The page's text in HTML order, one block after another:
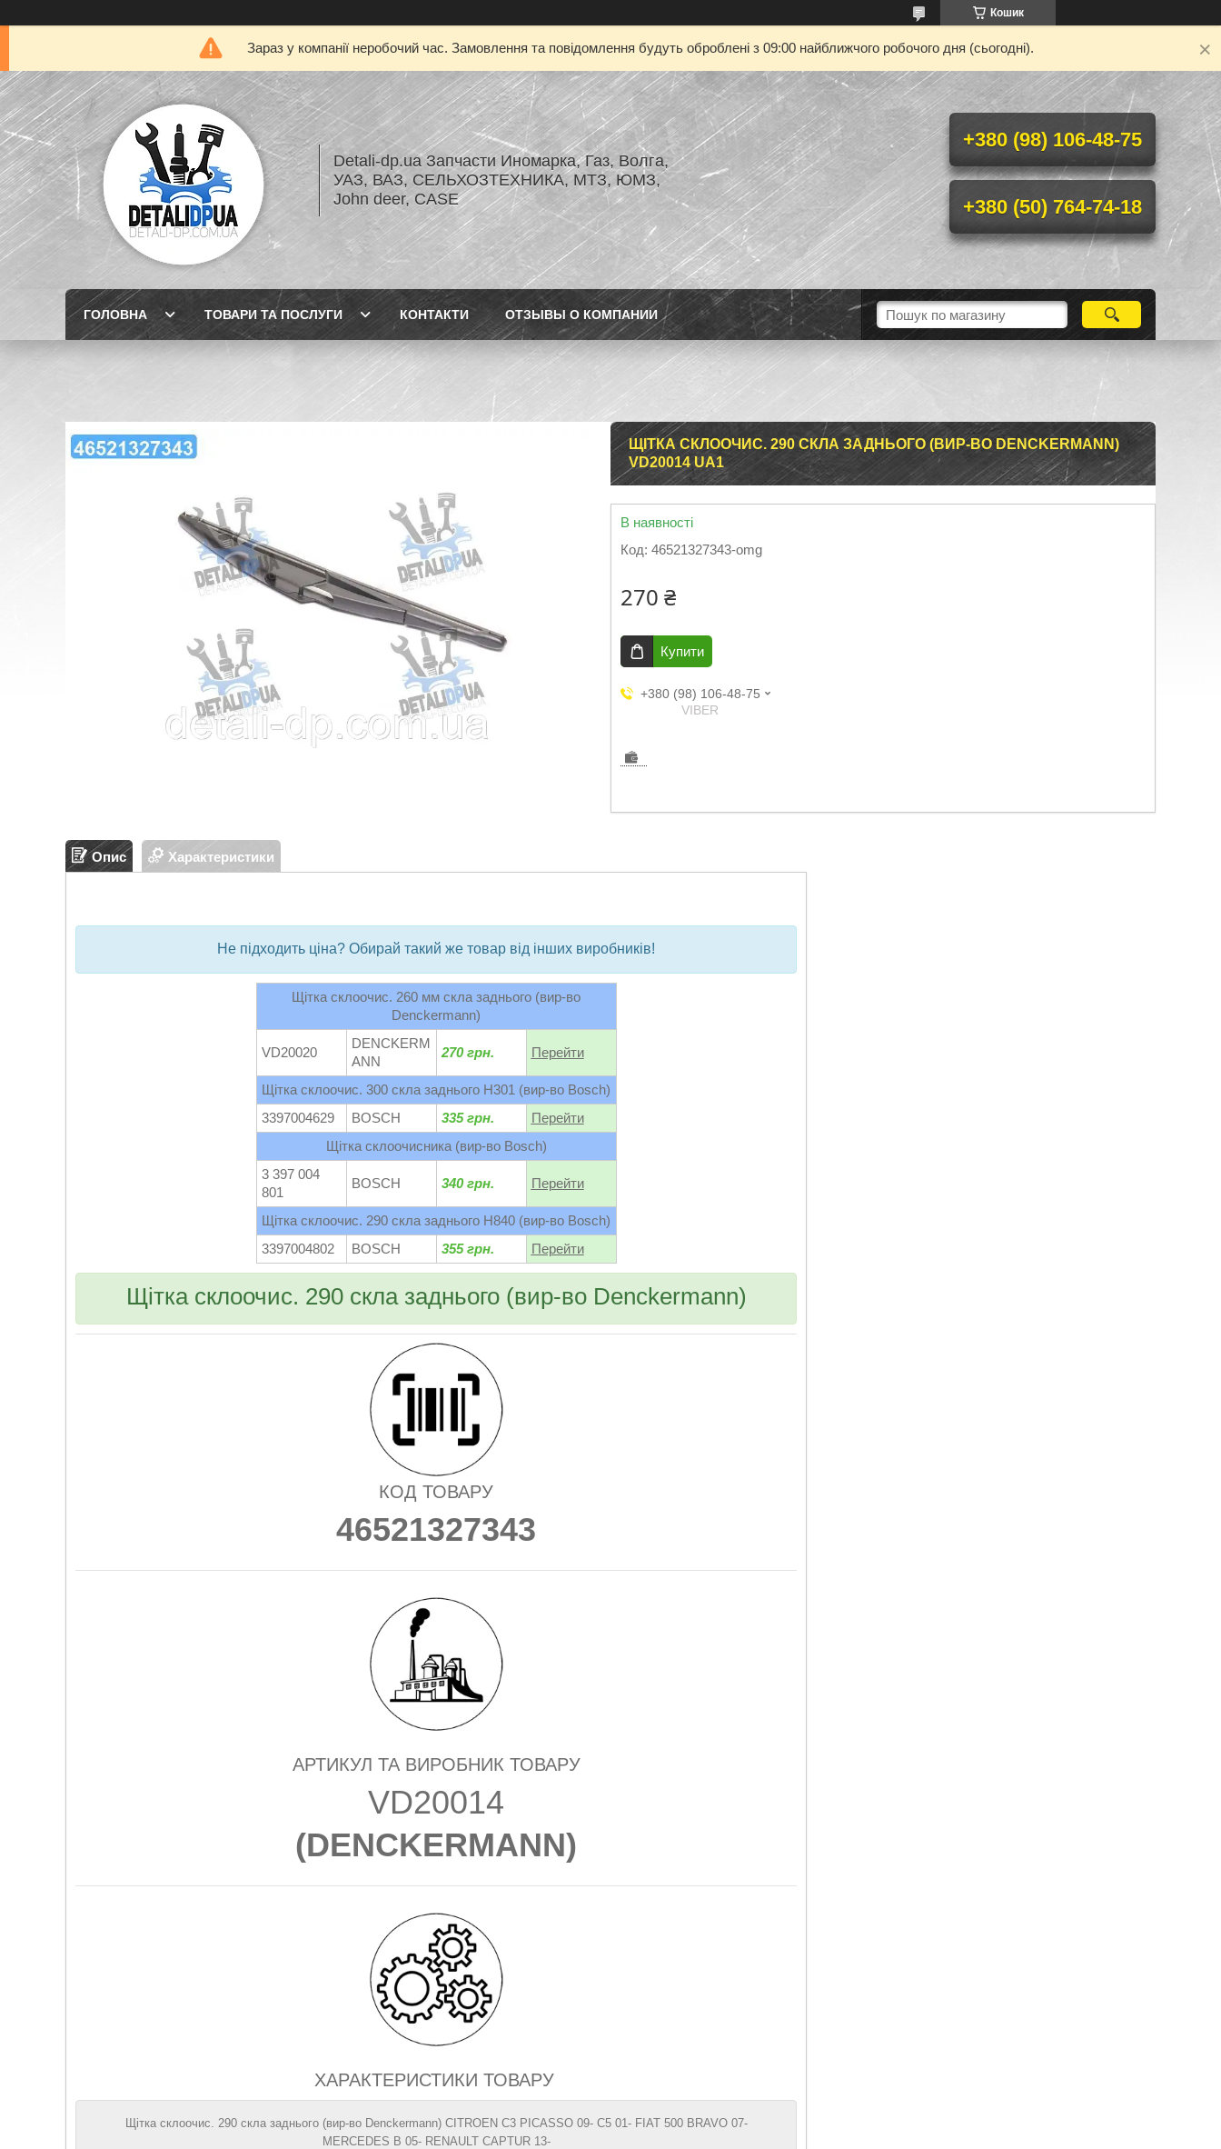
Кошик
Зараз у компанії неробочий час. Замовлення та повідомлення будуть оброблені з 09:00 найближчого робочого дня (сьогодні).
Detali-dp.ua Запчасти Иномарка, Газ, Волга,
УАЗ, ВАЗ, СЕЛЬХОЗТЕХНИКА, МТЗ, ЮМЗ,
John deer, CASE
+380 (98) 106-48-75
+380 (50) 764-74-18
ГОЛОВНА ТОВАРИ ТА ПОСЛУГИ КОНТАКТИ ОТЗЫВЫ О КОМПАНИИ
ЩІТКА СКЛООЧИС. 290 СКЛА ЗАДНЬОГО (ВИР-ВО DENCKERMANN)
VD20014 UA1
В наявності
Код: 46521327343-omg
270 ₴
Купити
+380 (98) 106-48-75
VIBER
Опис Характеристики
Не підходить ціна? Обирай такий же товар від інших виробників!
Щітка склоочис. 260 мм скла заднього (вир-во
Denckermann)
VD20020
DENCKERM
ANN
270 грн. Перейти
Щітка склоочис. 300 скла заднього H301 (вир-во Bosch)
3397004629
BOSCH 335 грн.
Перейти
Щітка склоочисника (вир-во Bosch)
3 397 004
801
BOSCH 340 грн. Перейти
Щітка склоочис. 290 скла заднього H840 (вир-во Bosch)
3397004802
BOSCH 355 грн. Перейти
Щітка склоочис. 290 скла заднього (вир-во Denckermann)
КОД ТОВАРУ
46521327343
АРТИКУЛ ТА ВИРОБНИК ТОВАРУ
VD20014
(DENCKERMANN)
ХАРАКТЕРИСТИКИ ТОВАРУ
Щітка склоочис. 290 скла заднього (вир-во Denckermann) CITROEN C3 PICASSO 09- C5 01- FIAT 500 BRAVO 07-
MERCEDES B 05- RENAULT CAPTUR 13-